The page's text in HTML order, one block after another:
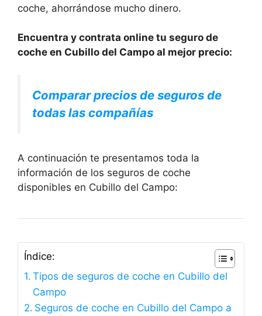
coche, ahorrándose mucho dinero.
Encuentra y contrata online tu seguro de
coche en Cubillo del Campo al mejor precio:
Comparar precios de seguros de
todas las compañías
A continuación te presentamos toda la
información de los seguros de coche
disponibles en Cubillo del Campo:
Índice:
Tipos de seguros de coche en Cubillo del
Campo
Seguros de coche en Cubillo del Campo a